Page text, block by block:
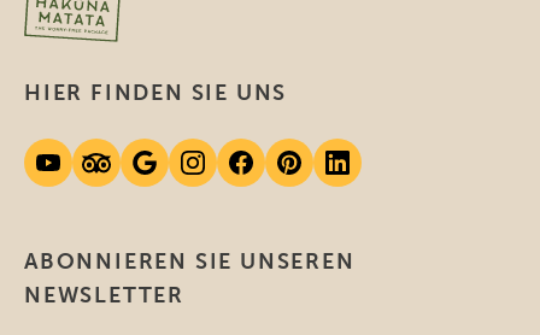
ABONNIEREN SIE UNSEREN
NEWSLETTER
HIER FINDEN SIE UNS